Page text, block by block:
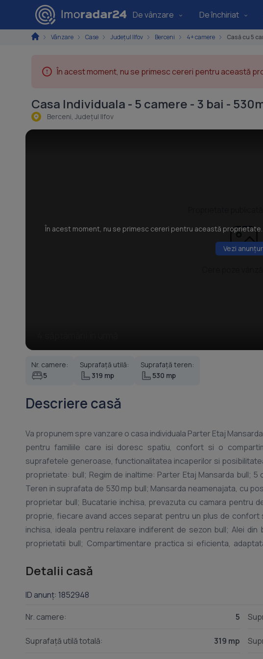
De vânzare De închiriat
Vânzare Case Județul Ilfov Berceni 4+ camere Casă cu 5
În acest moment, nu se primesc cereri pentru această
Casa Individuala - 5 camere - 3 bai -
Berceni, Judeţul Ilfov
În acest moment, nu se primesc cereri pentru această
Vezi
Nr. camere:
5
Suprafață utilă:
319 mp
Suprafață teren:
530 mp
Descriere casă
Va propunem spre vanzare o casa individuala Parter Etaj
pentru familiile care isi doresc spatiu, confort si o
suprafetele generoase, functionalitatea incaperilor si
proprietate: bull; Regim de inaltime: Parter Etaj Mansarda bull;
Teren in suprafata de 530 mp bull; Mansarda neamenajata, cu
proprietar bull; Bucatarie inchisa, prevazuta cu camara pentru
proprie, fiecare avand acces separat pentru un plus de
inchisa, ideala pentru relaxare indiferent de sezon bull; Alei
proprietatii bull; Compartimentare practica si eficienta,
electric bull; Fosa septica ecologica Avantaje: bull; Dormitor
generoase si luminoase bull; Zona linistita, ideala pentru locuit
pentru cei care isi doresc o locuinta spatioasa, bine
detalii si programarea unei vizionari: Rares Nedelcu ndash;
Bd.
Detalii casă
ID anunț: 1852948
Nr. camere: 5
Suprafață utilă totală: 319 mp